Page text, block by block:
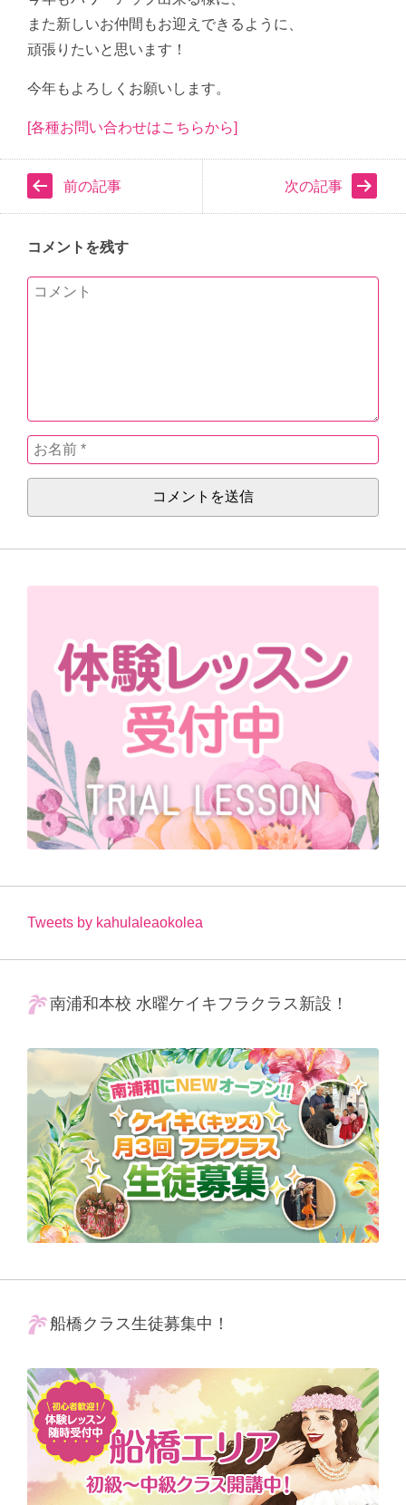
また新しいお仲間もお迎えできるように、
頑張りたいと思います！
今年もよろしくお願いします。
[各種お問い合わせはこちらから]
前の記事 次の記事
コメントを残す
Tweets by kahulaleaokolea
南浦和本校 水曜ケイキフラクラス新設！
船橋クラス生徒募集中！